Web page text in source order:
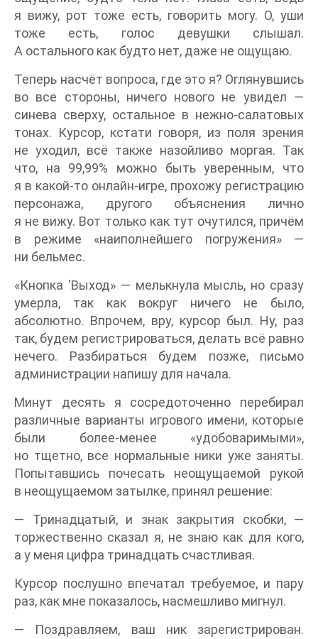
я вижу, рот тоже есть, говорить могу. О, уши
тоже есть, голос девушки слышал.
А остального как будто нет, даже не ощущаю.
Теперь насчёт вопроса, где это я? Оглянувшись
во все стороны, ничего нового не увидел —
синева сверху, остальное в нежно-салатовых
тонах. Курсор, кстати говоря, из поля зрения
не уходил, всё также назойливо моргая. Так
что, на 99,99% можно быть уверенным, что
я в какой-то онлайн-игре, прохожу регистрацию
персонажа, другого объяснения лично
я не вижу. Вот только как тут очутился, причём
в режиме «наиполнейшего погружения» —
ни бельмес.
«Кнопка 'Выход» — мелькнула мысль, но сразу
умерла, так как вокруг ничего не было,
абсолютно. Впрочем, вру, курсор был. Ну, раз
так, будем регистрироваться, делать всё равно
нечего. Разбираться будем позже, письмо
администрации напишу для начала.
Минут десять я сосредоточенно перебирал
различные варианты игрового имени, которые
были более-менее «удобоваримыми»,
но тщетно, все нормальные ники уже заняты.
Попытавшись почесать неощущаемой рукой
в неощущаемом затылке, принял решение:
— Тринадцатый, и знак закрытия скобки, —
торжественно сказал я, не знаю как для кого,
а у меня цифра тринадцать счастливая.
Курсор послушно впечатал требуемое, и пару
раз, как мне показалось, насмешливо мигнул.
— Поздравляем, ваш ник зарегистрирован.